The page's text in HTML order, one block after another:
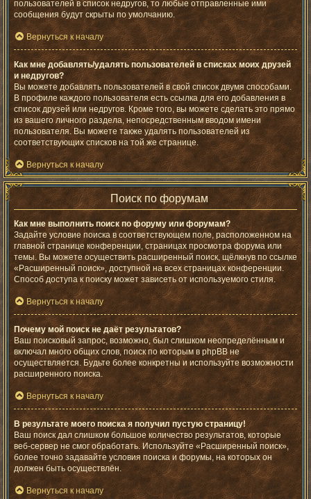
пользователей в список недругов, то любые отправленные ими
сообщения будут скрыты по умолчанию.
Вернуться к началу
Как мне добавлять/удалять пользователей в списках моих друзей
и недругов?
Вы можете добавлять пользователей в свой список двумя способами.
В профиле каждого пользователя есть ссылка для его добавления в
список друзей или недругов. Кроме того, вы можете сделать это прямо
из вашего личного раздела, непосредственным вводом имени
пользователя. Вы можете также удалять пользователей из
соответствующих списков на той же странице.
Вернуться к началу
Поиск по форумам
Как мне выполнить поиск по форуму или форумам?
Задайте условие поиска в соответствующем поле, расположенном на
главной странице конференции, страницах просмотра форума или
темы. Вы можете осуществить расширенный поиск, щёлкнув по ссылке
«Расширенный поиск», доступной на всех страницах конференции.
Способ доступа к поиску может зависеть от используемого стиля.
Вернуться к началу
Почему мой поиск не даёт результатов?
Ваш поисковый запрос, возможно, был слишком неопределённым и
включал много общих слов, поиск по которым в phpBB не
осуществляется. Будьте более конкретны и используйте возможности
расширенного поиска.
Вернуться к началу
В результате моего поиска я получил пустую страницу!
Ваш поиск дал слишком большое количество результатов, которые
веб-сервер не смог обработать. Используйте «Расширенный поиск»,
более точно задавайте условия поиска и форумы, на которых он
должен быть осуществлён.
Вернуться к началу